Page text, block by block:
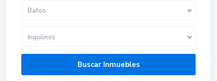
Baños
Inquilinos